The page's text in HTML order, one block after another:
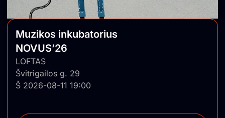
Muzikos inkubatorius
NOVUS’26
LOFTAS
Švitrigailos g. 29
Š 2026-08-11 19:00